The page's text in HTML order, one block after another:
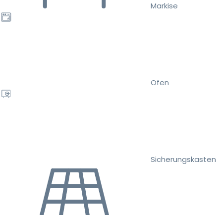
Markise
Ofen
Sicherungskasten